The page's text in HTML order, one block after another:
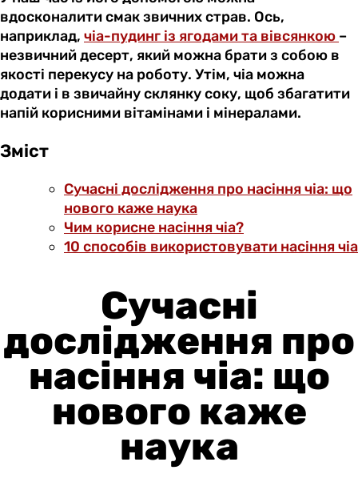
вдосконалити смак звичних страв. Ось,
наприклад, чіа-пудинг із ягодами та вівсянкою –
незвичний десерт, який можна брати з собою в
якості перекусу на роботу. Утім, чіа можна
додати і в звичайну склянку соку, щоб збагатити
напій корисними вітамінами і мінералами.
Зміст
Сучасні дослідження про насіння чіа: що
нового каже наука
Чим корисне насіння чіа?
10 способів використовувати насіння чіа
Сучасні
дослідження про
насіння чіа: що
нового каже
наука